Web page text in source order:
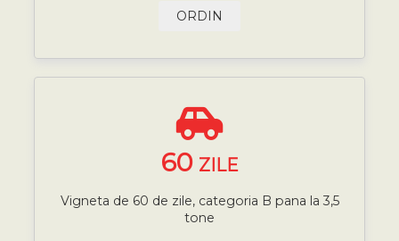
ORDIN
60 ZILE
Vigneta de 60 de zile, categoria B pana la 3,5
tone